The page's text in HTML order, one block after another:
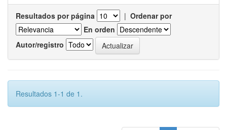
Resultados por página | Ordenar por
En orden
Autor/registro
Resultados 1-1 de 1.